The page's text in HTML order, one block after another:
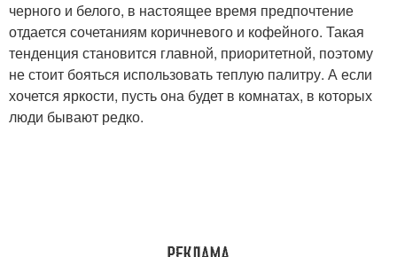
черного и белого, в настоящее время предпочтение
отдается сочетаниям коричневого и кофейного. Такая
тенденция становится главной, приоритетной, поэтому
не стоит бояться использовать теплую палитру. А если
хочется яркости, пусть она будет в комнатах, в которых
люди бывают редко.